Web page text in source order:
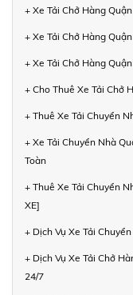
+ Xe Tải Chở Hàng
+ Xe Tải Chở Hàng
+ Xe Tải Chở Hàng
+ Cho Thuê Xe Tải Chở
+ Thuê Xe Tải Chuyển
+ Xe Tải Chuyển Nhà
Toàn
+ Thuê Xe Tải Chuyển
XE]
+ Dịch Vụ Xe Tải
+ Dịch Vụ Xe Tải Chở
24/7